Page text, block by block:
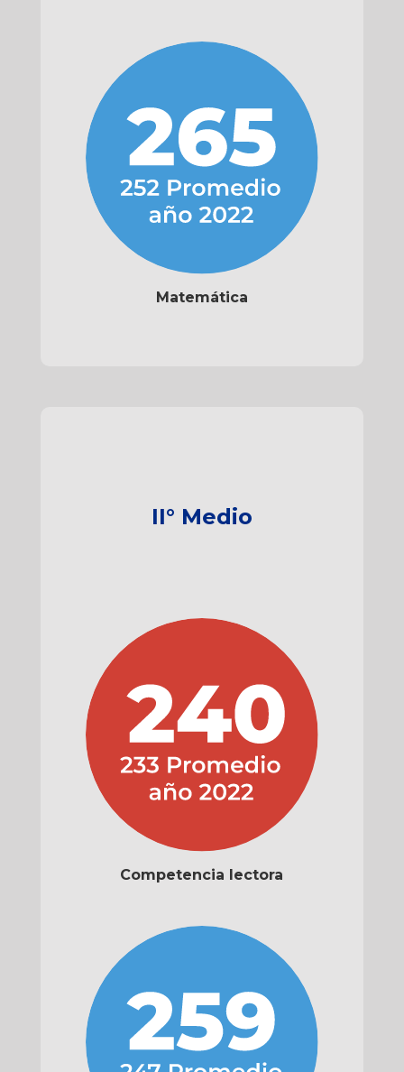
Matemática
II° Medio
Competencia lectora